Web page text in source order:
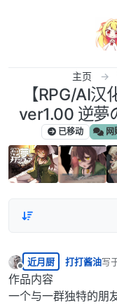
主页
【RPG/AI
ver1.00 逆夢
已移动 网
离线
近月厨 打打酱油写
最
作品内容
一个与一群独特的朋